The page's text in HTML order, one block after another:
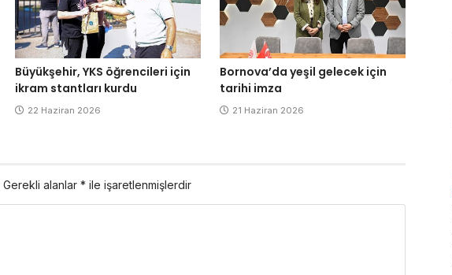
Büyükşehir, YKS öğrencileri için
ikram stantları kurdu
22 Haziran 2026
Bornova’da yeşil gelecek için
tarihi imza
21 Haziran 2026
Gerekli alanlar * ile işaretlenmişlerdir